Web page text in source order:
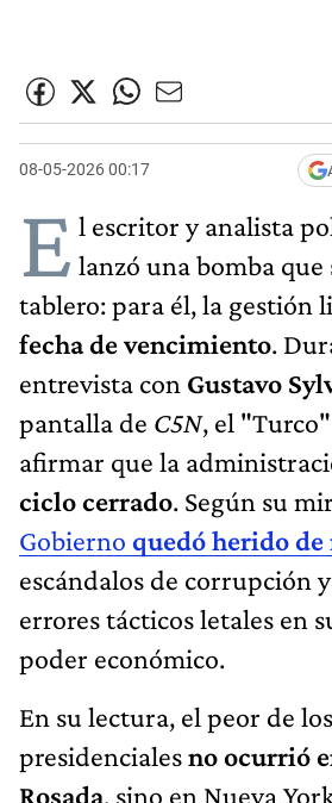
08-05-2026 00:17
E l escritor y analista
lanzó una bomba que
tablero: para él, la gestión
fecha de vencimiento.
entrevista con Gustavo
pantalla de C5N, el
afirmar que la
ciclo cerrado. Según su
Gobierno quedó herido
escándalos de corrupción
errores tácticos letales en
poder económico.
En su lectura, el peor de
presidencialesno ocurrió
Rosada, sino en Nueva